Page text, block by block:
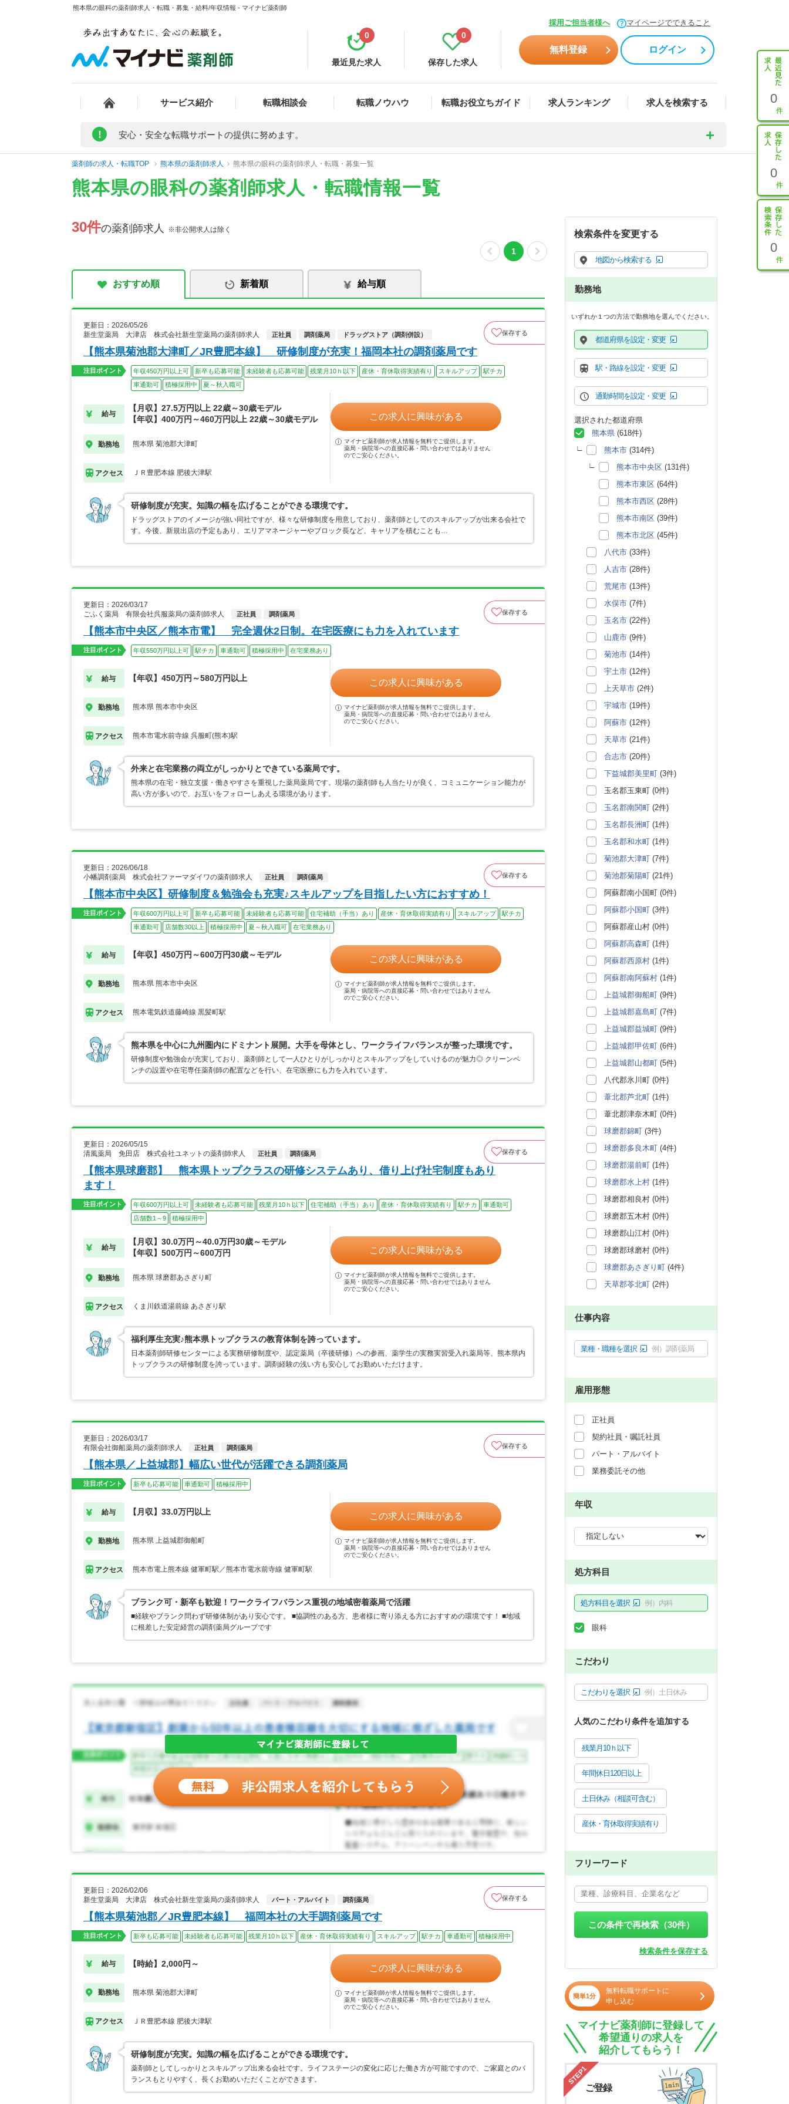
熊本県の眼科の薬剤師求人・転職・募集・給料/年収情報 - マイナビ薬剤師
採用ご担当者様へ マイページでできること
最近見た求人
0
保存した求人
0
無料登録 ログイン
サービス紹介 転職相談会 転職ノウハウ 転職お役立ちガイド 求人ランキング 求人を検索する 0
0
0
! 安心・安全な転職サポートの提供に努めます。
薬剤師の求人・転職TOP 熊本県の薬剤師求人 熊本県の眼科の薬剤師求人・転職・募集一覧
熊本県の眼科の薬剤師求人・転職情報一覧
30件の薬剤師求人 ※非公開求人は除く
1
おすすめ順 新着順 給与順
更新日：2026/05/26
新生堂薬局 大津店 株式会社新生堂薬局の薬剤師求人
正社員 調剤薬局 ドラッグストア（調剤併設） 保存する
【熊本県菊池郡大津町／JR豊肥本線】 研修制度が充実！福岡本社の調剤薬局です
注目ポイント 年収450万円以上可 新卒も応募可能 未経験者も応募可能 残業月10ｈ以下 産休・育休取得実績有り スキルアップ
駅チカ
車通勤可
積極採用中 夏～秋入職可
給与
【月収】27.5万円以上 22歳～30歳モデル
【年収】400万円～460万円以上 22歳～30歳モデル
勤務地 熊本県 菊池郡大津町
アクセス ＪＲ豊肥本線 肥後大津駅
この求人に興味がある
マイナビ薬剤師が求人情報を無料でご提供します。
薬局・病院等への直接応募・問い合わせではありません
のでご安心ください。
研修制度が充実。知識の幅を広げることができる環境です。
ドラッグストアのイメージが強い同社ですが、様々な研修制度を用意しており、薬剤師としてのスキルアップが出来る会社で
す。今後、新規出店の予定もあり、エリアマネージャーやブロック長など、キャリアを積むことも…
更新日：2026/03/17
ごふく薬局 有限会社呉服薬局の薬剤師求人
正社員 調剤薬局 保存する
【熊本市中央区／熊本市電】 完全週休2日制。在宅医療にも力を入れています
注目ポイント 年収550万円以上可 駅チカ 車通勤可 積極採用中 在宅業務あり
給与 【年収】450万円～580万円以上
勤務地 熊本県 熊本市中央区
アクセス 熊本市電水前寺線 呉服町(熊本)駅
この求人に興味がある
マイナビ薬剤師が求人情報を無料でご提供します。
薬局・病院等への直接応募・問い合わせではありません
のでご安心ください。
外来と在宅業務の両立がしっかりとできている薬局です。
熊本県の在宅・独立支援・働きやすさを重視した薬局薬局です。現場の薬剤師も人当たりが良く、コミュニケーション能力が
高い方が多いので、お互いをフォローしあえる環境があります。
更新日：2026/06/18
小幡調剤薬局 株式会社ファーマダイワの薬剤師求人
正社員 調剤薬局 保存する
【熊本市中央区】研修制度＆勉強会も充実♪スキルアップを目指したい方におすすめ！
注目ポイント 年収600万円以上可 新卒も応募可能 未経験者も応募可能 住宅補助（手当）あり 産休・育休取得実績有り スキルアップ
駅チカ
車通勤可
店舗数30以上 積極採用中 夏～秋入職可 在宅業務あり
給与 【年収】450万円～600万円30歳～モデル
勤務地 熊本県 熊本市中央区
アクセス 熊本電気鉄道藤崎線 黒髪町駅
この求人に興味がある
マイナビ薬剤師が求人情報を無料でご提供します。
薬局・病院等への直接応募・問い合わせではありません
のでご安心ください。
熊本県を中心に九州圏内にドミナント展開。大手を母体とし、ワークライフバランスが整った環境です。
研修制度や勉強会が充実しており、薬剤師として一人ひとりがしっかりとスキルアップをしていけるのが魅力◎ クリーンベ
ンチの設置や在宅専任薬剤師の配置などを行い、在宅医療にも力を入れています。
更新日：2026/05/15
清風薬局 免田店 株式会社ユネットの薬剤師求人
正社員 調剤薬局 保存する
【熊本県球磨郡】 熊本県トップクラスの研修システムあり、借り上げ社宅制度もあり
ます！
注目ポイント 年収600万円以上可 未経験者も応募可能 残業月10ｈ以下 住宅補助（手当）あり 産休・育休取得実績有り 駅チカ
車通勤可
店舗数1～9
積極採用中
給与
【月収】30.0万円～40.0万円30歳～モデル
【年収】500万円～600万円
勤務地 熊本県 球磨郡あさぎり町
アクセス くま川鉄道湯前線 あさぎり駅
この求人に興味がある
マイナビ薬剤師が求人情報を無料でご提供します。
薬局・病院等への直接応募・問い合わせではありません
のでご安心ください。
福利厚生充実♪熊本県トップクラスの教育体制を誇っています。
日本薬剤師研修センターによる実務研修制度や、認定薬局（卒後研修）への参画、薬学生の実務実習受入れ薬局等、熊本県内
トップクラスの研修制度を誇っています。調剤経験の浅い方も安心してお勤めいただけます。
更新日：2026/03/17
有限会社御船薬局の薬剤師求人
正社員 調剤薬局 保存する
【熊本県／上益城郡】幅広い世代が活躍できる調剤薬局
注目ポイント 新卒も応募可能 車通勤可 積極採用中
給与 【月収】33.0万円以上
勤務地 熊本県 上益城郡御船町
アクセス 熊本市電上熊本線 健軍町駅／熊本市電水前寺線 健軍町駅
この求人に興味がある
マイナビ薬剤師が求人情報を無料でご提供します。
薬局・病院等への直接応募・問い合わせではありません
のでご安心ください。
ブランク可・新卒も歓迎！ワークライフバランス重視の地域密着薬局で活躍
■経験やブランク問わず研修体制があり安心です。 ■協調性のある方、患者様に寄り添える方におすすめの環境です！ ■地域
に根差した安定経営の調剤薬局グループです
更新日：2026/02/06
新生堂薬局 大津店 株式会社新生堂薬局の薬剤師求人
パート・アルバイト 調剤薬局 保存する
【熊本県菊池郡／JR豊肥本線】 福岡本社の大手調剤薬局です
注目ポイント 新卒も応募可能 未経験者も応募可能 残業月10ｈ以下 産休・育休取得実績有り スキルアップ 駅チカ 車通勤可 積極採用中
給与 【時給】2,000円～
勤務地 熊本県 菊池郡大津町
アクセス ＪＲ豊肥本線 肥後大津駅
この求人に興味がある
マイナビ薬剤師が求人情報を無料でご提供します。
薬局・病院等への直接応募・問い合わせではありません
のでご安心ください。
研修制度が充実。知識の幅を広げることができる環境です。
薬剤師としてしっかりとスキルアップ出来る会社です。ライフステージの変化に応じた働き方が可能ですので、ご家庭とのバ
ランスもとりやすく、長くお勤めいただくことができます。
検索条件を変更する
地図から検索する
勤務地
いずれか１つの方法で勤務地を選んでください。
都道府県を設定・変更
駅・路線を設定・変更
通勤時間を設定・変更
選択された都道府県
熊本県 (618件)
熊本市 (314件)
熊本市中央区 (131件)
熊本市東区 (64件)
熊本市西区 (28件)
熊本市南区 (39件)
熊本市北区 (45件)
八代市 (33件)
人吉市 (28件)
荒尾市 (13件)
水俣市 (7件)
玉名市 (22件)
山鹿市 (9件)
菊池市 (14件)
宇土市 (12件)
上天草市 (2件)
宇城市 (19件)
阿蘇市 (12件)
天草市 (21件)
合志市 (20件)
下益城郡美里町 (3件)
玉名郡玉東町 (0件)
玉名郡南関町 (2件)
玉名郡長洲町 (1件)
玉名郡和水町 (1件)
菊池郡大津町 (7件)
菊池郡菊陽町 (21件)
阿蘇郡南小国町 (0件)
阿蘇郡小国町 (3件)
阿蘇郡産山村 (0件)
阿蘇郡高森町 (1件)
阿蘇郡西原村 (1件)
阿蘇郡南阿蘇村 (1件)
上益城郡御船町 (9件)
上益城郡嘉島町 (7件)
上益城郡益城町 (9件)
上益城郡甲佐町 (6件)
上益城郡山都町 (5件)
八代郡氷川町 (0件)
葦北郡芦北町 (1件)
葦北郡津奈木町 (0件)
球磨郡錦町 (3件)
球磨郡多良木町 (4件)
球磨郡湯前町 (1件)
球磨郡水上村 (1件)
球磨郡相良村 (0件)
球磨郡五木村 (0件)
球磨郡山江村 (0件)
球磨郡球磨村 (0件)
球磨郡あさぎり町 (4件)
天草郡苓北町 (2件)
仕事内容
業種・職種を選択 例）調剤薬局
雇用形態
正社員
契約社員・嘱託社員
パート・アルバイト
業務委託その他
年収
処方科目
処方科目を選択 例）内科
眼科
こだわり
こだわりを選択 例）土日休み
人気のこだわり条件を追加する
残業月10ｈ以下
年間休日120日以上
土日休み（相談可含む）
産休・育休取得実績有り
フリーワード
この条件で再検索（30件）
検索条件を保存する
簡単1分
無料転職サポートに
申し込む
マイナビ薬剤師に登録して
希望通りの求人を
紹介してもらう！
STEP1
ご登録